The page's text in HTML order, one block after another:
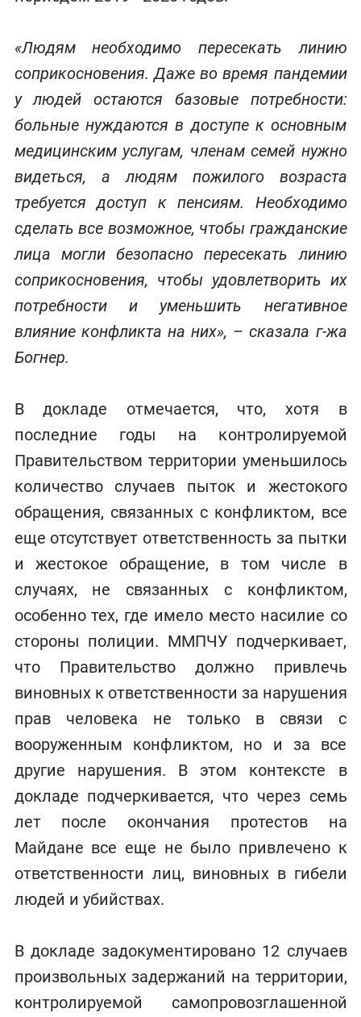
«Людям необходимо пересекать линию
соприкосновения. Даже во время пандемии
у людей остаются базовые потребности:
больные нуждаются в доступе к основным
медицинским услугам, членам семей нужно
видеться, а людям пожилого возраста
требуется доступ к пенсиям. Необходимо
сделать все возможное, чтобы гражданские
лица могли безопасно пересекать линию
соприкосновения, чтобы удовлетворить их
потребности и уменьшить негативное
влияние конфликта на них», – сказала г-жа
Богнер.
В докладе отмечается, что, хотя в
последние годы на контролируемой
Правительством территории уменьшилось
количество случаев пыток и жестокого
обращения, связанных с конфликтом, все
еще отсутствует ответственность за пытки
и жестокое обращение, в том числе в
случаях, не связанных с конфликтом,
особенно тех, где имело место насилие со
стороны полиции. ММПЧУ подчеркивает,
что Правительство должно привлечь
виновных к ответственности за нарушения
прав человека не только в связи с
вооруженным конфликтом, но и за все
другие нарушения. В этом контексте в
докладе подчеркивается, что через семь
лет после окончания протестов на
Майдане все еще не было привлечено к
ответственности лиц, виновных в гибели
людей и убийствах.
В докладе задокументировано 12 случаев
произвольных задержаний на территории,
контролируемой самопровозглашенной